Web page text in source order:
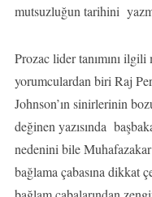
mutsuzluğun tarihini
Prozac lider tanımını
yorumculardan biri Raj
Johnson’ın sinirlerinin
değinen yazısında
nedenini bile
bağlama çabasına dikkat